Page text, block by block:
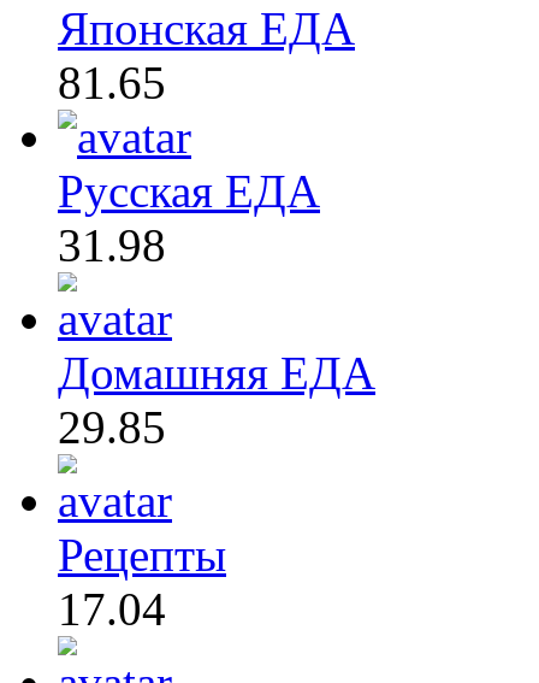
Японская ЕДА
81.65
Русская ЕДА
31.98
Домашняя ЕДА
29.85
Рецепты
17.04